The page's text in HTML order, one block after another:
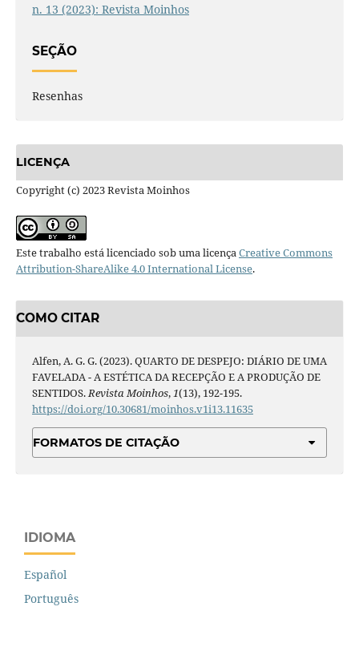
n. 13 (2023): Revista Moinhos
SEÇÃO
Resenhas
LICENÇA
Copyright (c) 2023 Revista Moinhos
Este trabalho está licenciado sob uma licença Creative Commons
Attribution-ShareAlike 4.0 International License.
COMO CITAR
Alfen, A. G. G. (2023). QUARTO DE DESPEJO: DIÁRIO DE UMA
FAVELADA - A ESTÉTICA DA RECEPÇÃO E A PRODUÇÃO DE
SENTIDOS.Revista Moinhos,1(13), 192-195.
https://doi.org/10.30681/moinhos.v1i13.11635
FORMATOS DE CITAÇÃO
IDIOMA
Español
Português